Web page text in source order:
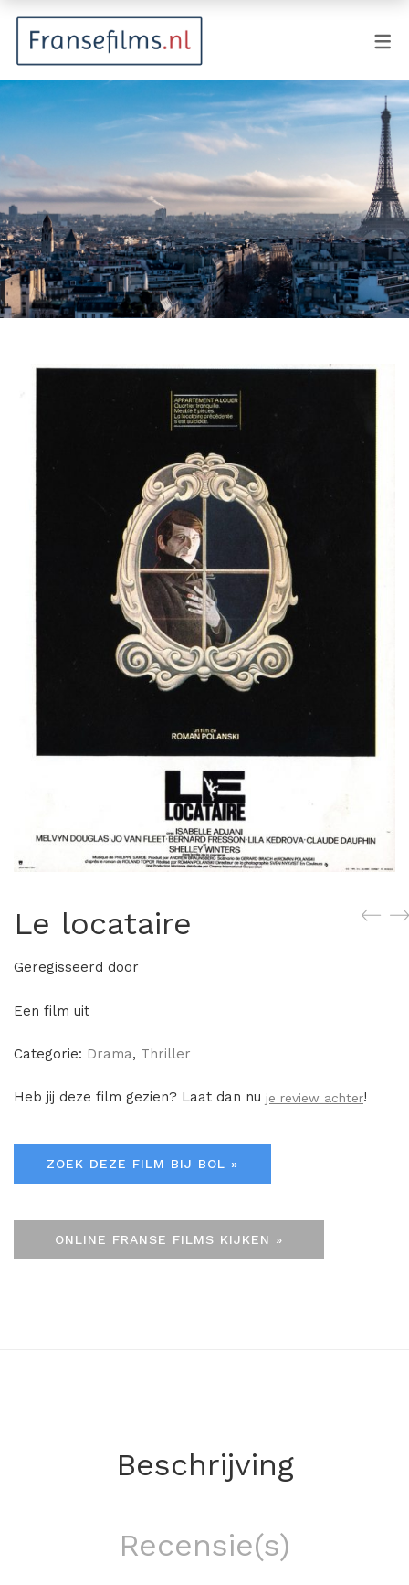
Animatie
Documentaire
Drama
Fantasy
Horror
Musical
Oorlogsfilm
Romantische komedie
Le locataire
Geregisseerd door
Een film uit
Categorie: Drama, Thriller
Heb jij deze film gezien? Laat dan nu je review achter!
ZOEK DEZE FILM BIJ BOL »
ONLINE FRANSE FILMS KIJKEN »
Beschrijving
Recensie(s)